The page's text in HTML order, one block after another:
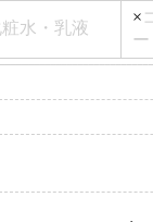
水・乳液
×
ー